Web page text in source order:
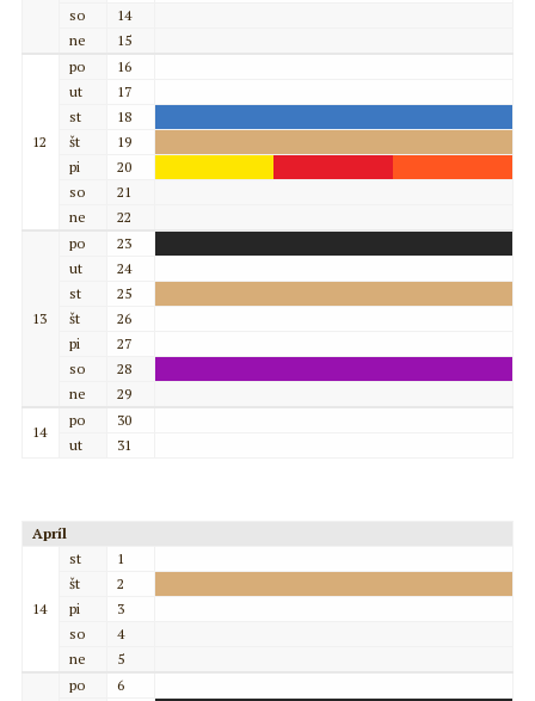
so
14
ne
15
12
po
16
ut
17
st
18
št
19
pi
20
so
21
ne
22
13
po
23
ut
24
st
25
št
26
pi
27
so
28
ne
29
14
po
30
ut
31
Apríl
14
st
1
št
2
pi
3
so
4
ne
5
po
6